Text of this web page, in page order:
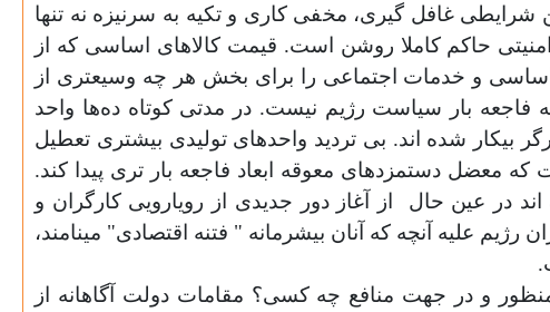
غافل گیری، مخفی‌ کاری و تکیه به سرنیزه نه تنها
حاکم کاملا روشن است. قیمت کالا‌های اساسی‌ که از
و خدمات اجتماعی را برای بخش هر چه وسیعتری از
فاجعه بار سیاست رژیم نیست. در مدتی‌ کوتاه ده‌ها واحد
شده اند. بی‌ تردید واحد‌های تولیدی بیشتری تعطیل
معضل دستمزد‌های معوقه ابعاد فاجعه بار تری پیدا کند.
اند در عین حال
از آغاز دور جدیدی از رویارویی کارگران و
علیه آنچه که آنان بیشرمانه " فتنه اقتصادی" مینامند،
.
و در جهت منافع چه کسی‌؟ مقامات دولت آگاهانه از